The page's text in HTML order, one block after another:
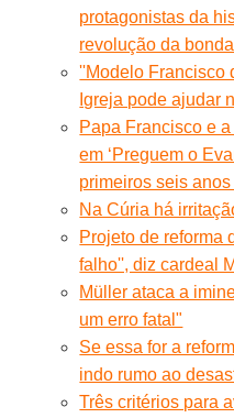
protagonistas da
revolução da
''Modelo Francisco
Igreja pode ajudar
Papa Francisco e
em ‘Preguem o
primeiros seis
Na Cúria há
Projeto de reforma
falho'', diz cardeal
Müller ataca a
um erro fatal"
Se essa for a
indo rumo ao
Três critérios para